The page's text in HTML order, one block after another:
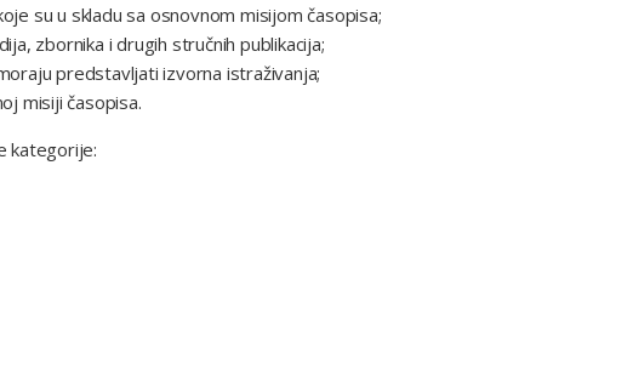
su u skladu sa osnovnom misijom časopisa;
zbornika i drugih stručnih publikacija;
predstavljati izvorna istraživanja;
misiji časopisa.
kategorije: